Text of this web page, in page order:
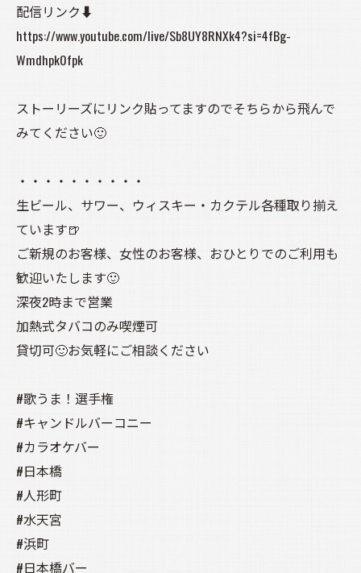
配信リンク⬇
https://www.youtube.com/live/Sb8UY8RNXk4?si=4fBg-
Wmdhpk0fpk
ストーリーズにリンク貼ってますのでそちらから飛んで
みてください🙂
・・・・・・・・・・
生ビール、サワー、ウィスキー・カクテル各種取り揃え
ています🍺
ご新規のお客様、女性のお客様、おひとりでのご利用も
歓迎いたします🙂
深夜2時まで営業
加熱式タバコのみ喫煙可
貸切可🙂お気軽にご相談ください
#歌うま！選手権
#キャンドルバーコニー
#カラオケバー
#日本橋
#人形町
#水天宮
#浜町
#日本橋バー